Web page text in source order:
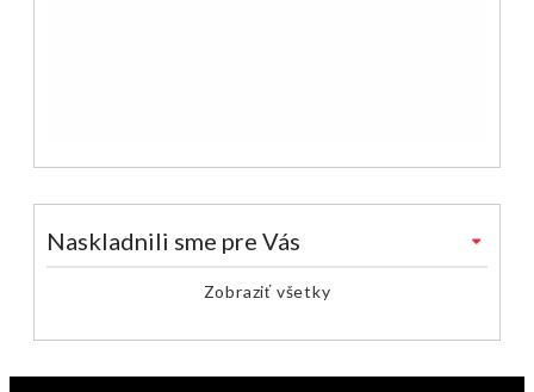
Naskladnili sme pre Vás
Zobraziť všetky